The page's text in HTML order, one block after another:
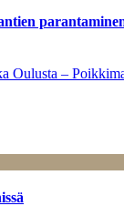
–